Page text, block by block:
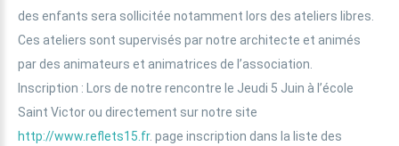
des enfants sera sollicitée notamment lors des ateliers libres.
Ces ateliers sont supervisés par notre architecte et animés
par des animateurs et animatrices de l’association.
Inscription : Lors de notre rencontre le Jeudi 5 Juin à l’école
Saint Victor ou directement sur notre site
http://www.reflets15.fr. page inscription dans la liste des